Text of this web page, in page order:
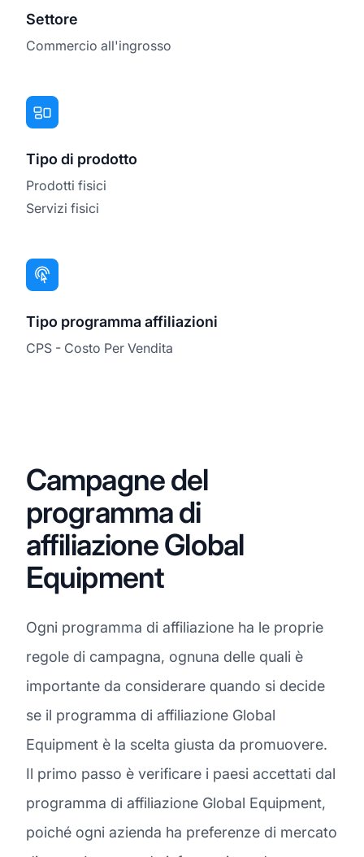
Settore
Commercio all'ingrosso
Tipo di prodotto
Prodotti fisici
Servizi fisici
Tipo programma affiliazioni
CPS - Costo Per Vendita
Campagne del
programma di
affiliazione Global
Equipment
Ogni programma di affiliazione ha le proprie
regole di campagna, ognuna delle quali è
importante da considerare quando si decide
se il programma di affiliazione Global
Equipment è la scelta giusta da promuovere.
Il primo passo è verificare i paesi accettati dal
programma di affiliazione Global Equipment,
poiché ogni azienda ha preferenze di mercato